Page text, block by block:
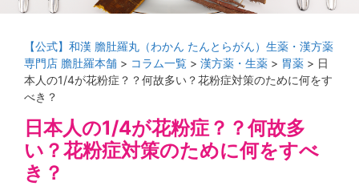
【公式】和漢 膽肚羅丸（わかん たんとらがん）生薬・漢方薬
専門店 膽肚羅本舗 > コラム一覧 > 漢方薬・生薬 > 胃薬 > 日
本人の1/4が花粉症？？何故多い？花粉症対策のために何をす
べき？
日本人の1/4が花粉症？？何故多
い？花粉症対策のために何をすべ
き？